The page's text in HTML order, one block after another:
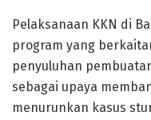
Pelaksanaan KKN di
program yang
penyuluhan
sebagai upaya
menurunkan kasus